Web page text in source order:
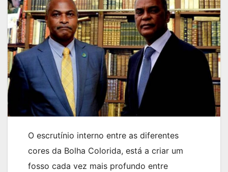
O escrutínio interno entre as diferentes
cores da Bolha Colorida, está a criar um
fosso cada vez mais profundo entre